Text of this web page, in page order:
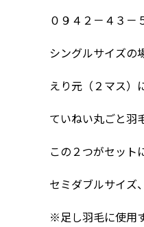
０９４２－４３－
シングルサイズの
えり元（２マス）
ていねい丸ごと
この２つがセット
セミダブルサイズ
※足し羽毛に使用